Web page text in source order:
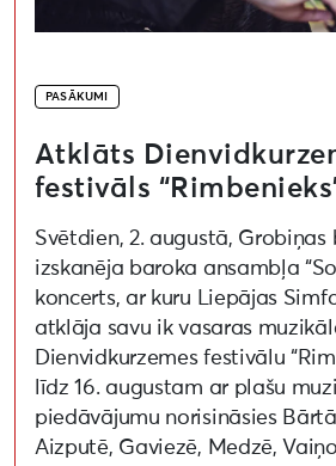
PASĀKUMI
Atklāts
festivāls
Svētdien, 2. augustā, Grobiņas
izskanēja baroka ansambļa
koncerts, ar kuru Liepājas
atklāja savu ik vasaras
Dienvidkurzemes festivālu
līdz 16. augustam ar plašu
piedāvājumu norisināsies
Aizputē, Gaviezē, Medzē,